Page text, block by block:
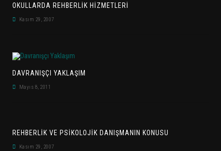
OKULLARDA REHBERLİK HİZMETLERİ
Kasım 29, 2007
DAVRANIŞÇI YAKLAŞIM
Mayıs 8, 2011
REHBERLIK VE PSIKOLOJIK DANIŞMANIN KONUSU
Kasım 29, 2007